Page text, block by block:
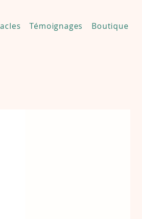
Témoignages Boutique